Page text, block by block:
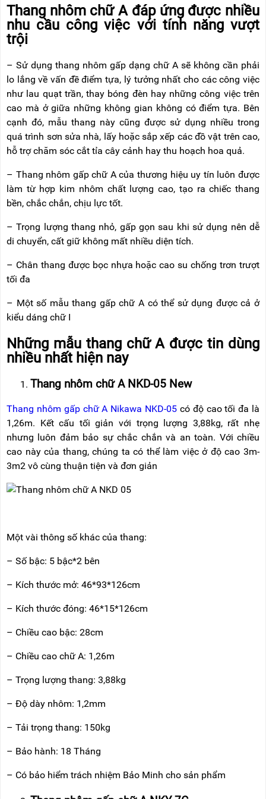
Thang nhôm chữ A đáp ứng được nhiều
nhu cầu công việc với tính năng vượt
trội
– Sử dụng thang nhôm gấp dạng chữ A sẽ không cần phải
lo lắng về vấn đề điểm tựa, lý tưởng nhất cho các công việc
như lau quạt trần, thay bóng đèn hay những công việc trên
cao mà ở giữa những không gian không có điểm tựa. Bên
cạnh đó, mẫu thang này cũng được sử dụng nhiều trong
quá trình sơn sửa nhà, lấy hoặc sắp xếp các đồ vật trên cao,
hỗ trợ chăm sóc cắt tỉa cây cảnh hay thu hoạch hoa quả.
– Thang nhôm gấp chữ A của thương hiệu uy tín luôn được
làm từ hợp kim nhôm chất lượng cao, tạo ra chiếc thang
bền, chắc chắn, chịu lực tốt.
– Trọng lượng thang nhỏ, gấp gọn sau khi sử dụng nên dễ
di chuyển, cất giữ không mất nhiều diện tích.
– Chân thang được bọc nhựa hoặc cao su chống trơn trượt
tối đa
– Một số mẫu thang gấp chữ A có thể sử dụng được cả ở
kiểu dáng chữ I
Những mẫu thang chữ A được tin dùng
nhiều nhất hiện nay
Thang nhôm chữ A NKD-05 New
Thang nhôm gấp chữ A Nikawa NKD-05 có độ cao tối đa là
1,26m. Kết cấu tối giản với trọng lượng 3,88kg, rất nhẹ
nhưng luôn đảm bảo sự chắc chắn và an toàn. Với chiều
cao này của thang, chúng ta có thể làm việc ở độ cao 3m-
3m2 vô cùng thuận tiện và đơn giản
Một vài thông số khác của thang:
– Số bậc: 5 bậc*2 bên
– Kích thước mở: 46*93*126cm
– Kích thước đóng: 46*15*126cm
– Chiều cao bậc: 28cm
– Chiều cao chữ A: 1,26m
– Trọng lượng thang: 3,88kg
– Độ dày nhôm: 1,2mm
– Tải trọng thang: 150kg
– Bảo hành: 18 Tháng
– Có bảo hiểm trách nhiệm Bảo Minh cho sản phẩm